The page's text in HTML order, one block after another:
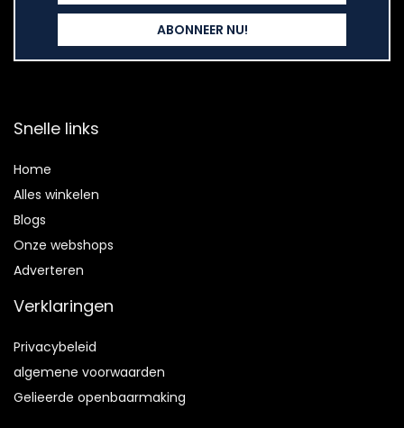
Snelle links
Home
Alles winkelen
Blogs
Onze webshops
Adverteren
Verklaringen
Privacybeleid
algemene voorwaarden
Gelieerde openbaarmaking